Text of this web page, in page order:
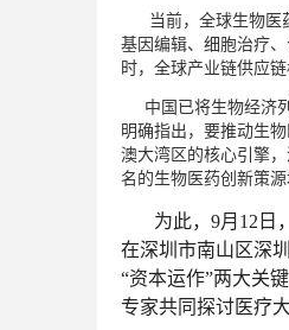
当前，全球生物医药
基因编辑、细胞治疗
时，全球产业链供应
中国已将生物经济列
明确指出，要推动生
澳大湾区的核心引擎
名的生物医药创新策源
为此，9月12日，
在深圳市南山区深
“资本运作”两大关
专家共同探讨医疗